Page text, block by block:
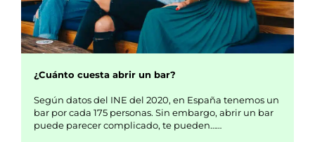
¿Cuánto cuesta abrir un bar?
Según datos del INE del 2020, en España tenemos un
bar por cada 175 personas. Sin embargo, abrir un bar
puede parecer complicado, te pueden……